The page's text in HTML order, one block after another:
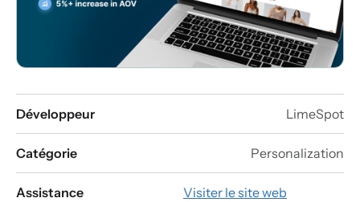
Développeur LimeSpot
Catégorie Personalization
Assistance
Visiter le site web